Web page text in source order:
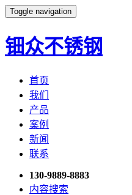
Toggle navigation
钿众不锈钢
首页
我们
产品
案例
新闻
联系
130-9889-8883
内容搜索